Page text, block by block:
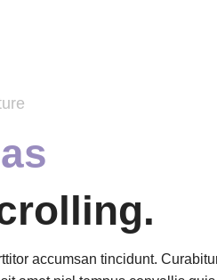
accumsan tincidunt.